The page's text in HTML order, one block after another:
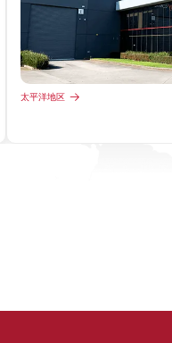
太平洋地区